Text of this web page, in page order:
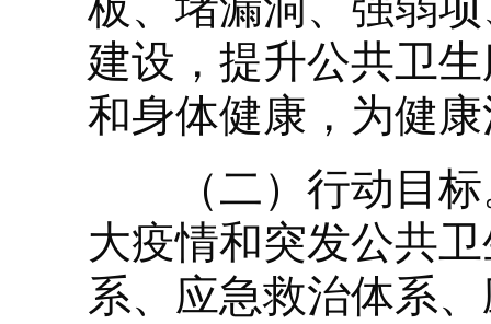
建设，提升公共卫
和身体健康，为健
（二）行动目标
大疫情和突发公共
系、应急救治体系